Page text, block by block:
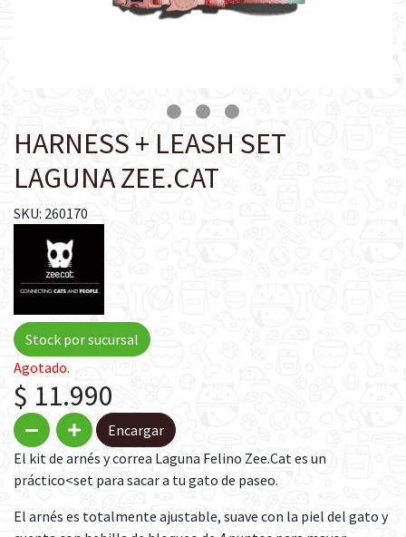
HARNESS + LEASH SET
LAGUNA ZEE.CAT
SKU: 260170
Stock por sucursal
Agotado.
$ 11.990
Encargar
El kit de arnés y correa Laguna Felino Zee.Cat es un
práctico<set para sacar a tu gato de paseo.
El arnés es totalmente ajustable, suave con la piel del gato y